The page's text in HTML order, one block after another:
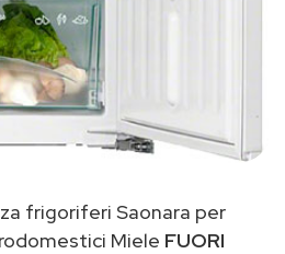
frigoriferi Saonara per
Miele FUORI